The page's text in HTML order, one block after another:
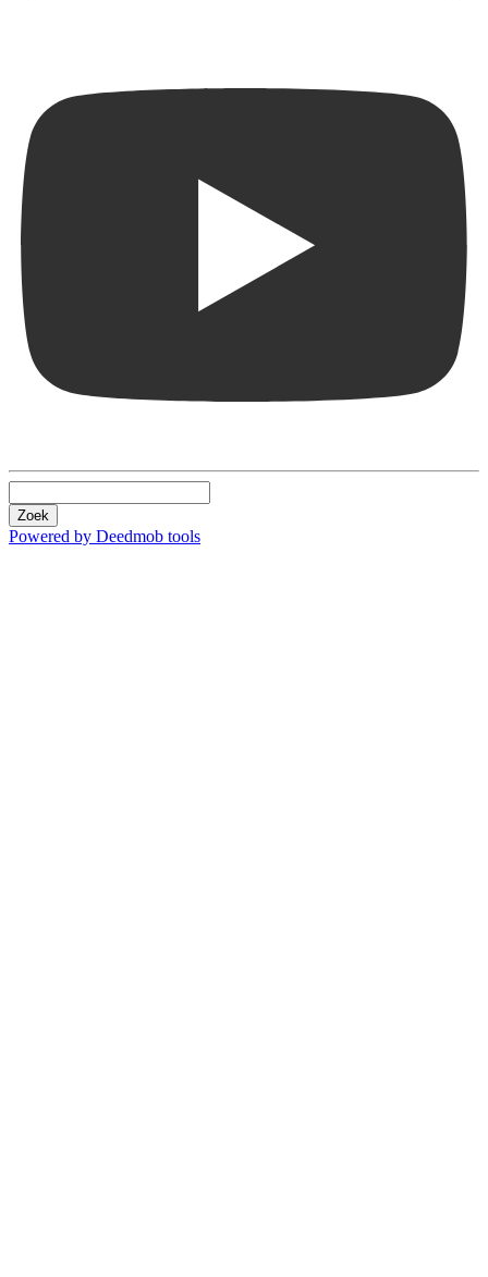
Zoek
Powered by Deedmob tools